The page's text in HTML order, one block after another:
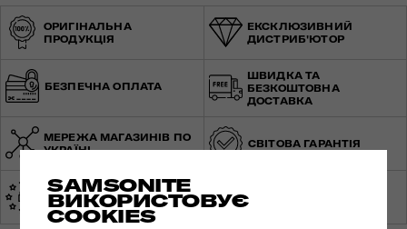
SAMSONITE
ВИКОРИСТОВУЄ
COOKIES
ОРИГІНАЛЬНА
ПРОДУКЦІЯ
ЕКСКЛЮЗИВНИЙ
ДИСТРИБ'ЮТОР
БЕЗПЕЧНА ОПЛАТА
ШВИДКА ТА
БЕЗКОШТОВНА
ДОСТАВКА
МЕРЕЖА МАГАЗИНІВ ПО
УКРАЇНІ
СВІТОВА ГАРАНТІЯ
ЗРОБЛЕНО В ЄВРОПІ
КОНСУЛЬТАЦІЯ